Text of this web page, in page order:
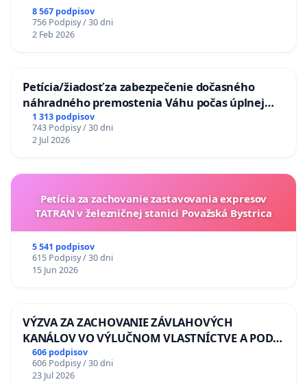
8 567 podpisov
756 Podpisy / 30 dni
2 Feb 2026
Petícia/žiadosť za zabezpečenie dočasného
náhradného premostenia Váhu počas úplnej
uzávery Vážskeho mosta v Komárne
1 313 podpisov
743 Podpisy / 30 dni
2 Jul 2026
Petícia za zachovanie zastavovania expresov
TATRAN v železničnej stanici Považská Bystrica
5 541 podpisov
615 Podpisy / 30 dni
15 Jun 2026
VÝZVA ZA ZACHOVANIE ZÁVLAHOVÝCH
KANÁLOV VO VÝLUČNOM VLASTNÍCTVE A POD
KONTROLOU SLOVENSKEJ REPUBLIKY & žiadosť
na riešenie zanedbaného stavu závlahových a
606 podpisov
606 Podpisy / 30 dni
23 Jul 2026